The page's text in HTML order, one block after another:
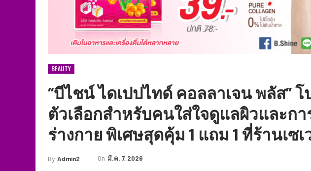
BEAUTY
“บีไชน์ ไดเปปไทด์ คอลลาเจน พลัส”
ตัวเลือกสำหรับคนใส่ใจดูแลผิวและก
ร่างกาย พิเศษสุดคุ้ม 1 แถม 1 ที่ร้านเซเ
By Admin2 On มี.ค. 7, 2026